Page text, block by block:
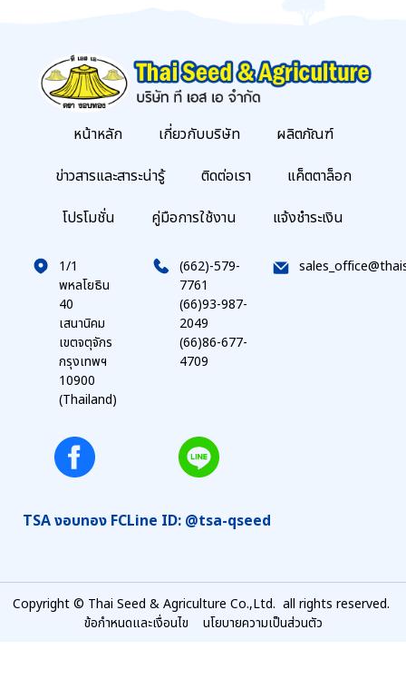
หน้าหลัก เกี่ยวกับบริษัท
ผลิตภัณฑ์
ข่าวสารและสาระน่ารู้
ติดต่อเรา
แค็ตตาล็อก
โปรโมชั่น
คู่มือการใช้งาน แจ้งชำระเงิน
1/1
พหลโยธิน
40
เสนานิคม
เขตจตุจักร
กรุงเทพฯ
10900
(Thailand)
(662)-579-
7761
(66)93-987-
2049
(66)86-677-
4709
TSA งอบทอง FCLine ID: @tsa-qseed
Copyright © Thai Seed & Agriculture Co.,Ltd. all rights reserved.
ข้อกำหนดและเงื่อนไข
นโยบายความเป็นส่วนตัว